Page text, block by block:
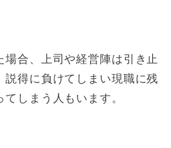
合、上司や経営陣は引き止
得に負けてしまい現職に残
しまう人もいます。